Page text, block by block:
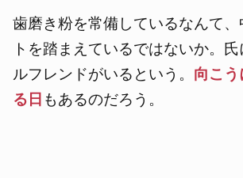
歯磨き粉を常備しているなんて、
トを踏まえているではないか。
ルフレンドがいるという。 向こ
る日 もあるのだろう。